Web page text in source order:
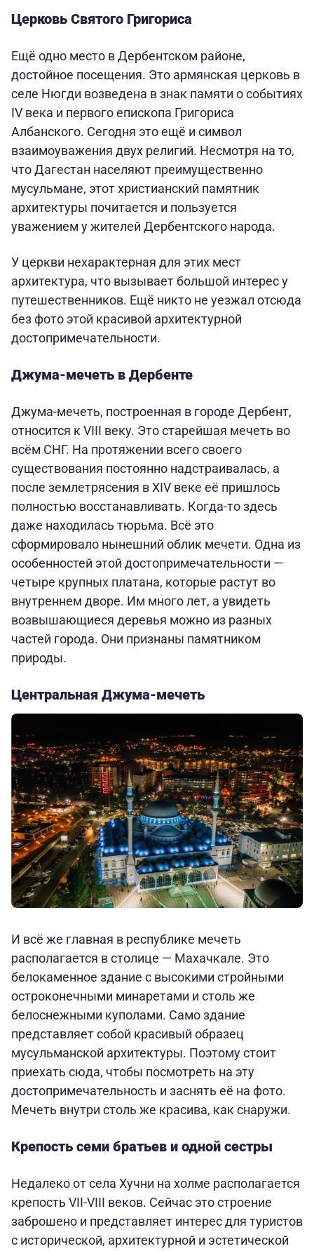
Церковь Святого Григориса
Ещё одно место в Дербентском районе,
достойное посещения. Это армянская церковь в
селе Нюгди возведена в знак памяти о событиях
IV века и первого епископа Григориса
Албанского. Сегодня это ещё и символ
взаимоуважения двух религий. Несмотря на то,
что Дагестан населяют преимущественно
мусульмане, этот христианский памятник
архитектуры почитается и пользуется
уважением у жителей Дербентского народа.
У церкви нехарактерная для этих мест
архитектура, что вызывает большой интерес у
путешественников. Ещё никто не уезжал отсюда
без фото этой красивой архитектурной
достопримечательности.
Джума-мечеть в Дербенте
Джума-мечеть, построенная в городе Дербент,
относится к VIII веку. Это старейшая мечеть во
всём СНГ. На протяжении всего своего
существования постоянно надстраивалась, а
после землетрясения в XIV веке её пришлось
полностью восстанавливать. Когда-то здесь
даже находилась тюрьма. Всё это
сформировало нынешний облик мечети. Одна из
особенностей этой достопримечательности —
четыре крупных платана, которые растут во
внутреннем дворе. Им много лет, а увидеть
возвышающиеся деревья можно из разных
частей города. Они признаны памятником
природы.
Центральная Джума-мечеть
И всё же главная в республике мечеть
располагается в столице — Махачкале. Это
белокаменное здание с высокими стройными
остроконечными минаретами и столь же
белоснежными куполами. Само здание
представляет собой красивый образец
мусульманской архитектуры. Поэтому стоит
приехать сюда, чтобы посмотреть на эту
достопримечательность и заснять её на фото.
Мечеть внутри столь же красива, как снаружи.
Крепость семи братьев и одной сестры
Недалеко от села Хучни на холме располагается
крепость VII-VIII веков. Сейчас это строение
заброшено и представляет интерес для туристов
с исторической, архитектурной и эстетической